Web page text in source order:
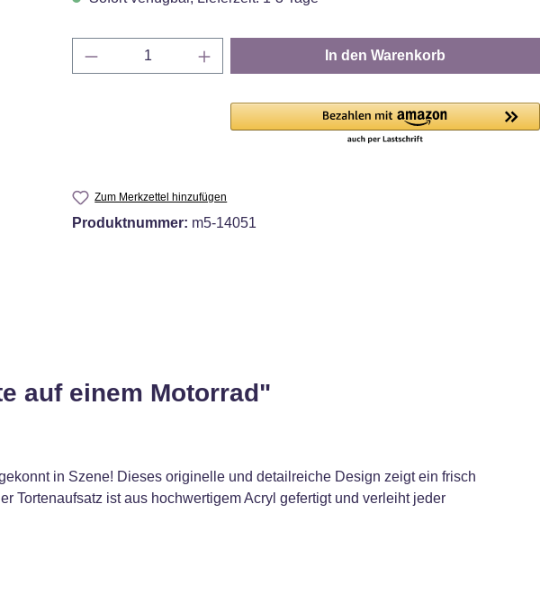
Produkt Anzahl: Gib den gewünschten Wert ein
In den Warenkorb
Zum Merkzettel hinzufügen
Produktnummer: m5-14051
auf einem Motorrad"
in Szene! Dieses originelle und detailreiche Design zeigt ein frisch
Tortenaufsatz ist aus hochwertigem Acryl gefertigt und verleiht jeder